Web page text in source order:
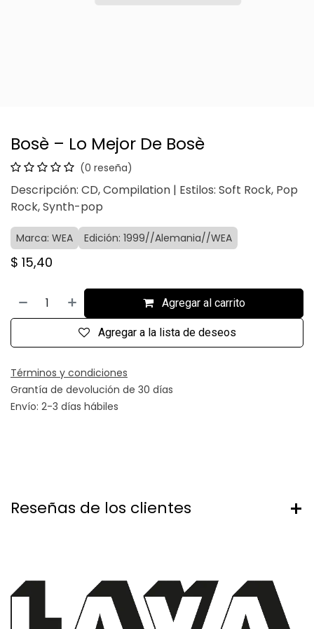
Bosè – Lo Mejor De Bosè
(0 reseña)
Descripción: CD, Compilation | Estilos: Soft Rock, Pop
Rock, Synth-pop
Marca: WEA Edición: 1999//Alemania//WEA
$ 15,40
Agregar al carrito
Agregar a la lista de deseos
Términos y condiciones
Grantía de devolución de 30 días
Envío: 2-3 días hábiles
Reseñas de los clientes